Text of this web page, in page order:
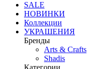
SALE
НОВИНКИ
Коллекции
УКРАШЕНИЯ
Бренды
Аrts & Сrafts
Shadis
Категории